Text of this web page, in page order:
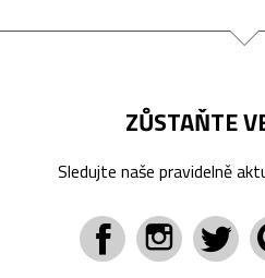
ZŮSTAŇTE
Sledujte naše pravidelně